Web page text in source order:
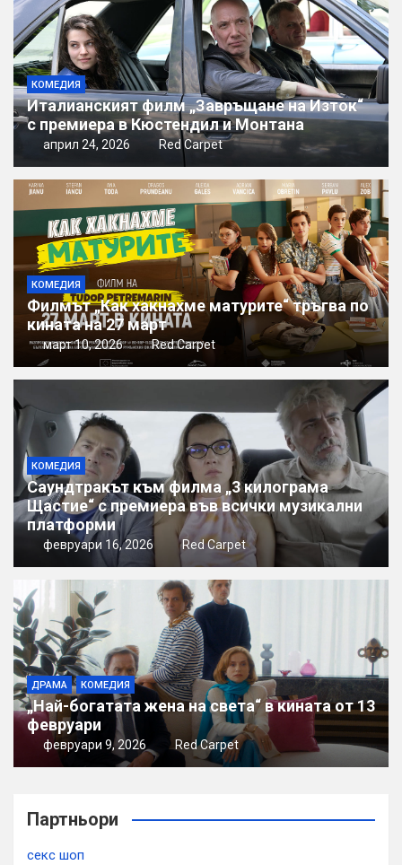
КОМЕДИЯ
Италианският филм „Завръщане на Изток“
с премиера в Кюстендил и Монтана
април 24, 2026 Red Carpet
КОМЕДИЯ
Филмът „Как хакнахме матурите“ тръгва по
кината на 27 март
март 10, 2026 Red Carpet
КОМЕДИЯ
Саундтракът към филма „3 килограма
Щастие“ с премиера във всички музикални
платформи
февруари 16, 2026 Red Carpet
ДРАМА КОМЕДИЯ
„Най-богатата жена на света“ в кината от 13
февруари
февруари 9, 2026 Red Carpet
Партньори
секс шоп